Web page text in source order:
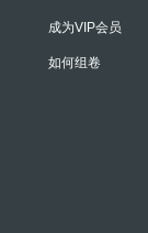
成为VIP会员
如何组卷